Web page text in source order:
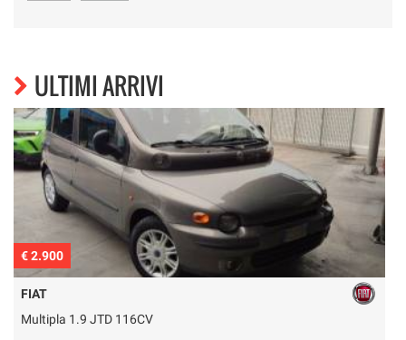
ULTIMI ARRIVI
€ 2.900
FIAT
Multipla 1.9 JTD 116CV